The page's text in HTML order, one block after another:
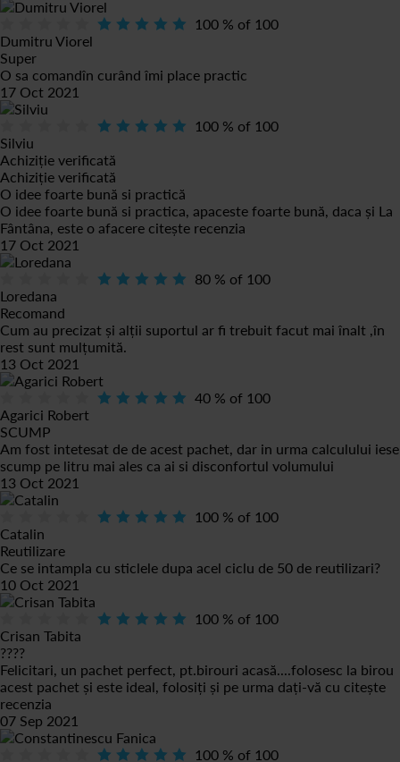
100 % of 100
Dumitru Viorel
Super
O sa comandîn curând îmi place practic
17 Oct 2021
100 % of 100
Silviu
Achiziție verificată
Achiziție verificată
O idee foarte bună si practică
O idee foarte bună si practica, apaceste foarte bună, daca și La
Fântâna, este o afacere citește recenzia
17 Oct 2021
80 % of 100
Loredana
Recomand
Cum au precizat și alții suportul ar fi trebuit facut mai înalt ,în
rest sunt mulțumită.
13 Oct 2021
40 % of 100
Agarici Robert
SCUMP
Am fost intetesat de de acest pachet, dar in urma calculului iese
scump pe litru mai ales ca ai si disconfortul volumului
13 Oct 2021
100 % of 100
Catalin
Reutilizare
Ce se intampla cu sticlele dupa acel ciclu de 50 de reutilizari?
10 Oct 2021
100 % of 100
Crisan Tabita
????
Felicitari, un pachet perfect, pt.birouri acasă....folosesc la birou
acest pachet și este ideal, folosiți și pe urma dați-vă cu citește
recenzia
07 Sep 2021
100 % of 100